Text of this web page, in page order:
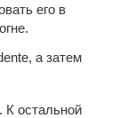
его в
а затем
К остальной